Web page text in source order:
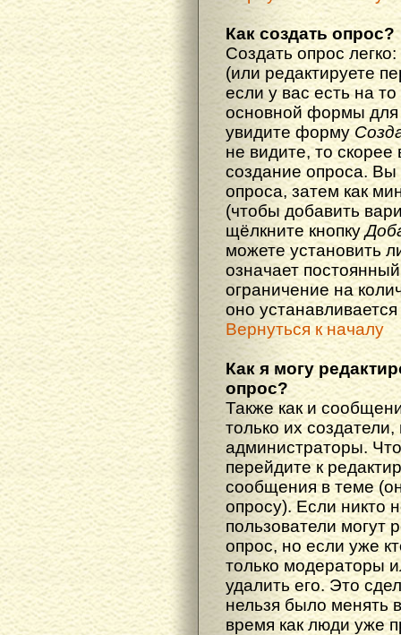
Как создать опрос?
Создать опрос
(или редактируете
если у вас есть на
основной формы
увидите форму
не видите, то скорее
создание опроса.
опроса, затем как
(чтобы добавить
щёлкните кнопку
можете установить
означает
ограничение на
оно
Вернуться к началу
Как я могу
опрос?
Также как и
только их
администраторы.
перейдите к
сообщения в теме
опросу). Если никто
пользователи могут
опрос, но если уже
только модераторы
удалить его. Это
нельзя было менять
время как люди уже